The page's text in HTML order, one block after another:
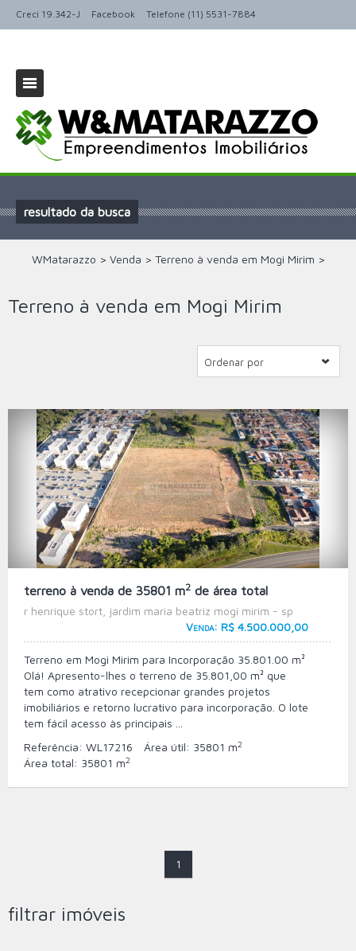
Creci 19.342-J Facebook Telefone (11) 5531-7884
resultado da busca
WMatarazzo > Venda > Terreno à venda em Mogi Mirim >
Terreno à venda em Mogi Mirim
Ordenar por
terreno à venda de 35801 m2 de área total
r henrique stort, jardim maria beatriz mogi mirim - sp
Venda: R$ 4.500.000,00
Terreno em Mogi Mirim para Incorporação 35.801.00 m²
Olá! Apresento-lhes o terreno de 35.801,00 m² que
tem como atrativo recepcionar grandes projetos
imobiliários e retorno lucrativo para incorporação. O lote
tem fácil acesso às principais ...
Referência: WL17216 Área útil: 35801 m2
Área total: 35801 m2
1
filtrar imóveis